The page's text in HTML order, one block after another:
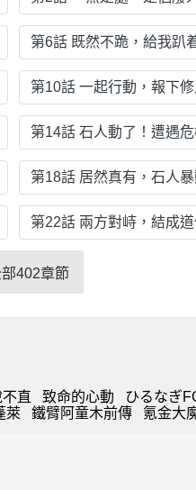
第6話 既然不跪，給我趴
第10話 一起行動，報下修
第14話 石人動了！遭遇危
第18話 居然真有，石人暴
第22話 兩方對峙，結成道
402章節
直 致命的心動 ひるなぎ
萊 鐵臂阿童木前傳 氪金大